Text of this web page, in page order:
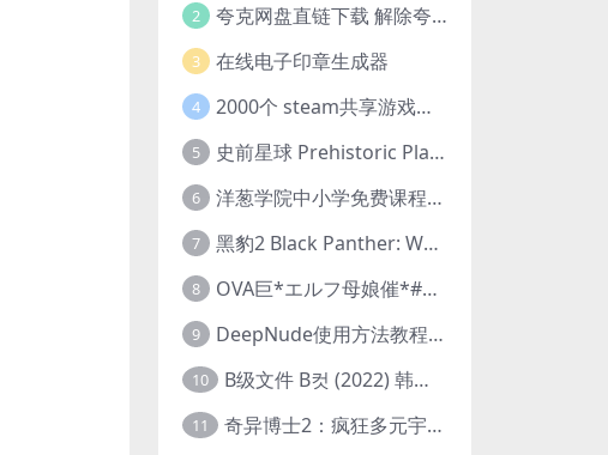
2 夸克网盘直链下载 解除夸克网盘下载限制 油猴脚本
3 在线电子印章生成器
4 2000个 steam共享游戏账号 离线steam账号分享
5 史前星球 Prehistoric Planet (2022) 中字 1080p 高清 阿里云盘 2022.5.27已更新全集
6 洋葱学院中小学免费课程集合 云盘下载
7 黑豹2 Black Panther: Wakanda Forever (2022) 高清版
8 OVA巨*エルフ母娘催*#1エルフの国を蹂*する男。汚された女王と姫
9 DeepNude使用方法教程FAQ
10 B级文件 B컷 (2022) 韩国大尺度剧情电影 1080P 中字
11 奇异博士2：疯狂多元宇宙 Doctor Strange in the Multiverse of Madness (2022) 高清版1080p